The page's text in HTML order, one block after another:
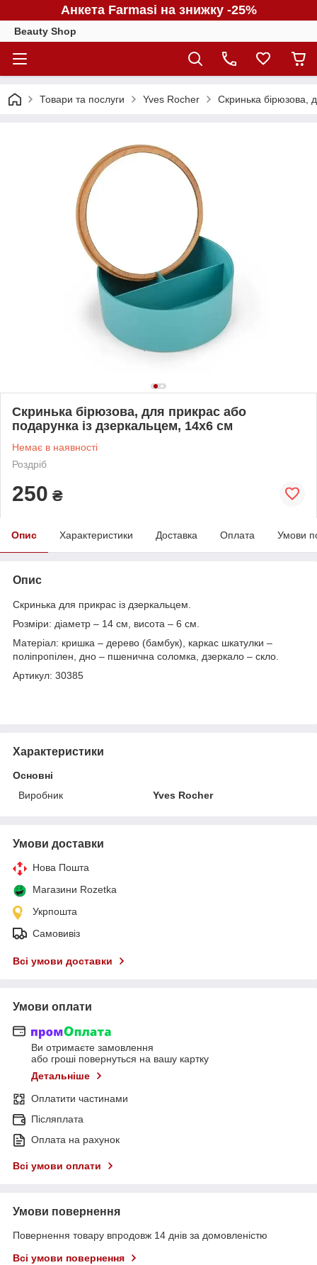
Анкета Farmasi на знижку -25%
Beauty Shop
Товари та послуги Yves Rocher Скринька бірюзова,
Скринька бірюзова, для прикрас або
подарунка із дзеркальцем, 14х6 см
Немає в наявності
Роздріб
250 ₴
Опис Характеристики Доставка Оплата Умови
Опис
Скринька для прикрас із дзеркальцем.
Розміри: діаметр – 14 см, висота – 6 см.
Матеріал: кришка – дерево (бамбук), каркас шкатулки –
поліпропілен, дно – пшенична соломка, дзеркало – скло.
Артикул: 30385
Характеристики
Основні
Виробник
Yves Rocher
Умови доставки
Нова Пошта
Магазини Rozetka
Укрпошта
Самовивіз
Всі умови доставки
Умови оплати
Ви отримаєте замовлення
або гроші повернуться на вашу картку
Детальніше
Оплатити частинами
Післяплата
Оплата на рахунок
Всі умови оплати
Умови повернення
Повернення товару впродовж 14 днів за домовленістю
Всі умови повернення